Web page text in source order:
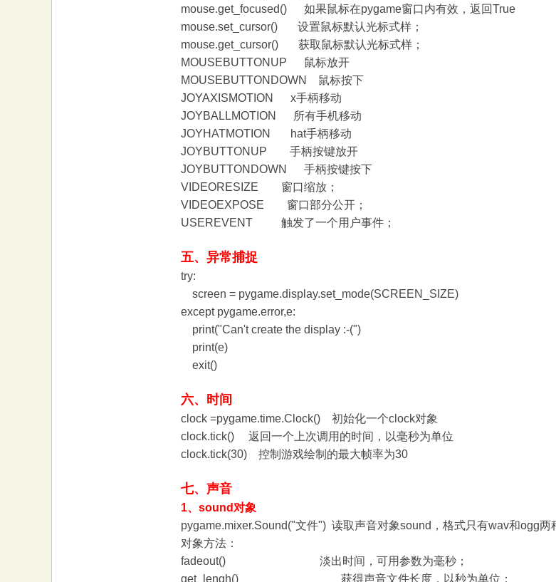
mouse.get_focused() 如果鼠标在pygame窗口内有效，返回True
mouse.set_cursor() 设置鼠标默认光标式样；
mouse.get_cursor() 获取鼠标默认光标式样；
MOUSEBUTTONUP 鼠标放开
MOUSEBUTTONDOWN 鼠标按下
JOYAXISMOTION x手柄移动
JOYBALLMOTION 所有手机移动
JOYHATMOTION hat手柄移动
JOYBUTTONUP 手柄按键放开
JOYBUTTONDOWN 手柄按键按下
VIDEORESIZE 窗口缩放；
VIDEOEXPOSE 窗口部分公开；
USEREVENT 触发了一个用户事件；
五、异常捕捉
try:
screen = pygame.display.set_mode(SCREEN_SIZE)
except pygame.error,e:
print("Can't create the display :-(")
print(e)
exit()
六、时间
clock =pygame.time.Clock() 初始化一个clock对象
clock.tick() 返回一个上次调用的时间，以毫秒为单位
clock.tick(30) 控制游戏绘制的最大帧率为30
七、声音
1、sound对象
pygame.mixer.Sound("文件") 读取声音对象sound，格式只有wav和ogg两
对象方法：
fadeout() 淡出时间，可用参数为毫秒；
get_lengh() 获得声音文件长度，以秒为单位；